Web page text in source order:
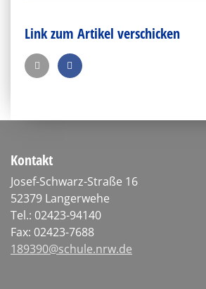
Link zum Artikel verschicken
Kontakt
Josef-Schwarz-Straße 16
52379 Langerwehe
Tel.: 02423-94140
Fax: 02423-7688
189390@schule.nrw.de